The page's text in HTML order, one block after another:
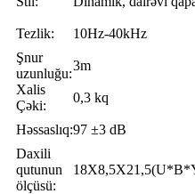
Tezlik: 10Hz-40kHz
Şnur
uzunluğu:
3m
Xalis
Çəki:
0,3 kq
Həssaslıq:97 ±3 dB
Daxili
qutunun
ölçüsü: